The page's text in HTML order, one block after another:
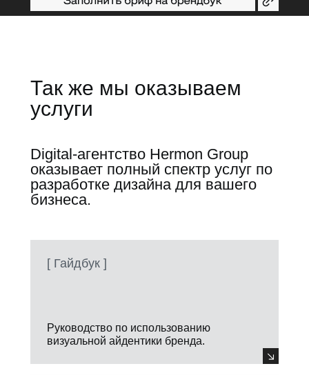
Digital-агентство Hermon Group
оказывает полный спектр услуг по
разработке дизайна для вашего
бизнеса.
Так же мы оказываем
услуги
Руководство по использованию
визуальной айдентики бренда.
[ Гайдбук ]